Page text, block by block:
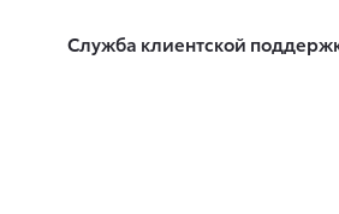
Служба клиентской